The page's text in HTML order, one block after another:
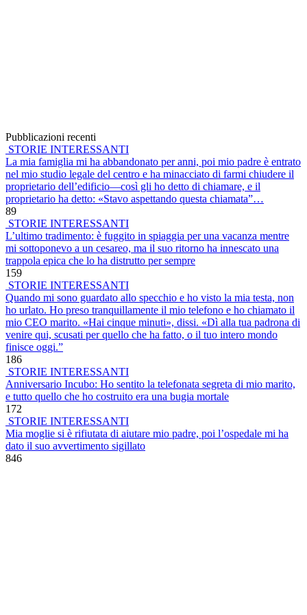
Pubblicazioni recenti
STORIE INTERESSANTI
La mia famiglia mi ha abbandonato per anni, poi mio padre è entrato
nel mio studio legale del centro e ha minacciato di farmi chiudere il
proprietario dell’edificio—così gli ho detto di chiamare, e il
proprietario ha detto: «Stavo aspettando questa chiamata”…
89
STORIE INTERESSANTI
L’ultimo tradimento: è fuggito in spiaggia per una vacanza mentre
mi sottoponevo a un cesareo, ma il suo ritorno ha innescato una
trappola epica che lo ha distrutto per sempre
159
STORIE INTERESSANTI
Quando mi sono guardato allo specchio e ho visto la mia testa, non
ho urlato. Ho preso tranquillamente il mio telefono e ho chiamato il
mio CEO marito. «Hai cinque minuti», dissi. «Dì alla tua padrona di
venire qui, scusati per quello che ha fatto, o il tuo intero mondo
finisce oggi.”
186
STORIE INTERESSANTI
Anniversario Incubo: Ho sentito la telefonata segreta di mio marito,
e tutto quello che ho costruito era una bugia mortale
172
STORIE INTERESSANTI
Mia moglie si è rifiutata di aiutare mio padre, poi l’ospedale mi ha
dato il suo avvertimento sigillato
846